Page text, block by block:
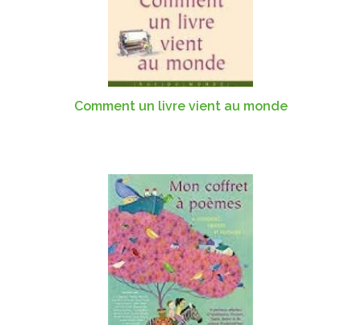
Comment un livre vient au monde